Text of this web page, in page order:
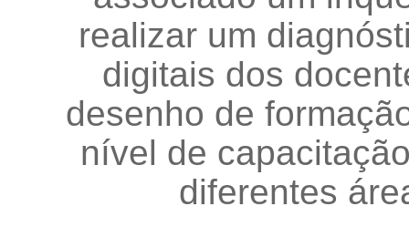
realizar um
digitais dos
desenho de
nível de
diferentes